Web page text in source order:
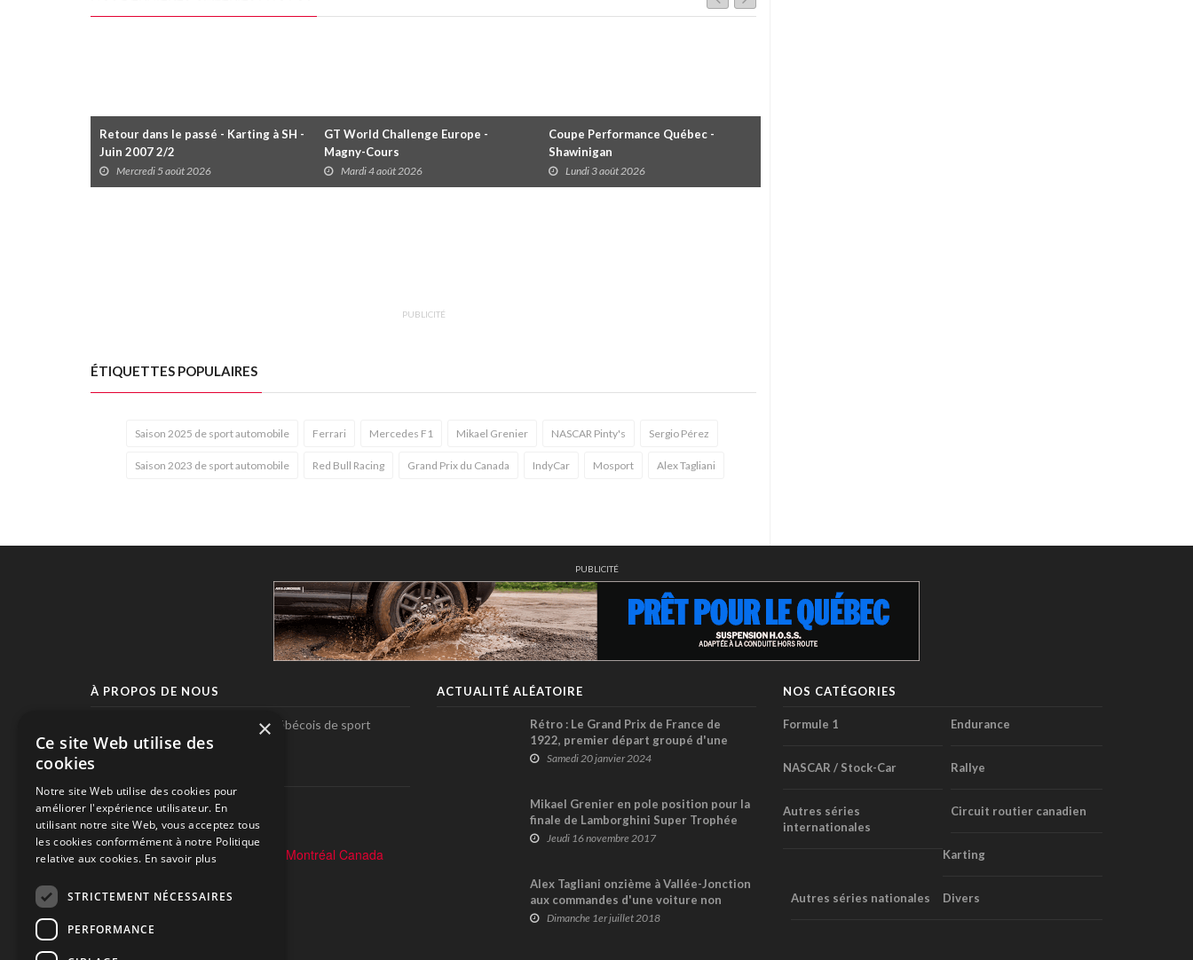
Retour dans le passé - Karting à SH -
Juin 2007 2/2
Mercredi 5 août 2026
GT World Challenge Europe -
Magny-Cours
Mardi 4 août 2026
Coupe Performance Québec -
Shawinigan
Lundi 3 août 2026
PUBLICITÉ
ÉTIQUETTES POPULAIRES
Saison 2025 de sport automobile Ferrari Mercedes F1 Mikael Grenier NASCAR Pinty's Sergio Pérez
Saison 2023 de sport automobile Red Bull Racing Grand Prix du Canada IndyCar Mosport Alex Tagliani
PUBLICITÉ
À PROPOS DE NOUS
Pole-Position, le seul magazine québécois de sport
automobile.
SUIVEZ-NOUS
ACTUALITÉ ALÉATOIRE
Rétro : Le Grand Prix de France de
1922, premier départ groupé d'une
épreuve majeure en Europe
Samedi 20 janvier 2024
Mikael Grenier en pole position pour la
finale de Lamborghini Super Trophée
en Europe !
Jeudi 16 novembre 2017
Alex Tagliani onzième à Vallée-Jonction
aux commandes d'une voiture non
compétitive
Dimanche 1er juillet 2018
NOS CATÉGORIES
Formule 1 Endurance
NASCAR / Stock-Car Rallye
Autres séries
internationales
Circuit routier canadien
Karting
Autres séries nationales Divers
×
Ce site Web utilise des
cookies
Notre site Web utilise des cookies pour
améliorer l'expérience utilisateur. En
utilisant notre site Web, vous acceptez tous
les cookies conformément à notre Politique
relative aux cookies. En savoir plus
STRICTEMENT NÉCESSAIRES
PERFORMANCE